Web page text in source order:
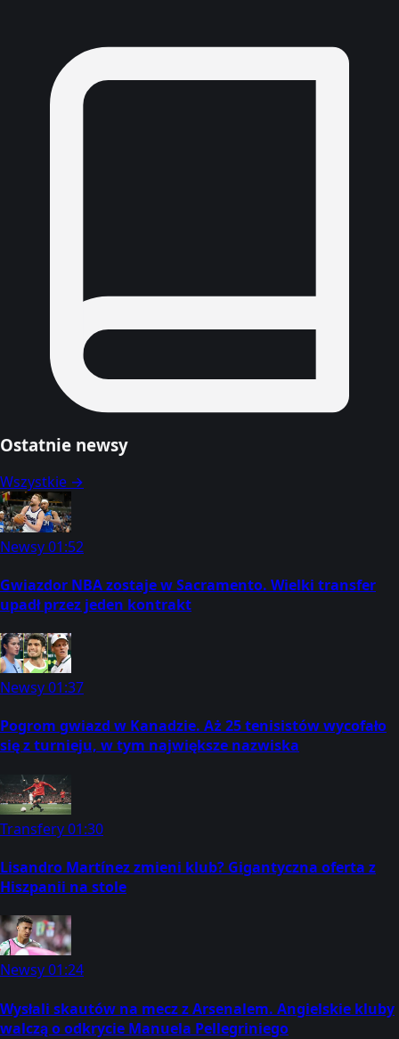
Ostatnie newsy
Wszystkie →
Newsy01:52
Gwiazdor NBA zostaje w Sacramento. Wielki transfer
upadł przez jeden kontrakt
Newsy01:37
Pogrom gwiazd w Kanadzie. Aż 25 tenisistów wycofało
się z turnieju, w tym największe nazwiska
Transfery01:30
Lisandro Martínez zmieni klub? Gigantyczna oferta z
Hiszpanii na stole
Newsy01:24
Wysłali skautów na mecz z Arsenalem. Angielskie kluby
walczą o odkrycie Manuela Pellegriniego